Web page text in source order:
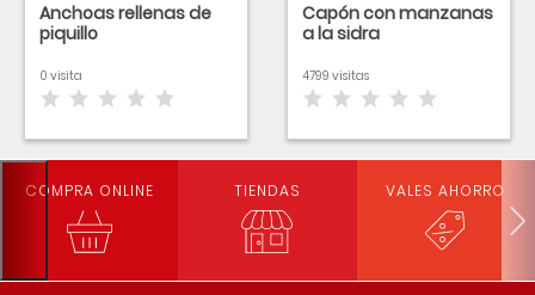
Anchoas rellenas de
piquillo
0 visita
Capón con manzanas
a la sidra
4799 visitas
COMPRA ONLINE TIENDAS VALES AHORRO